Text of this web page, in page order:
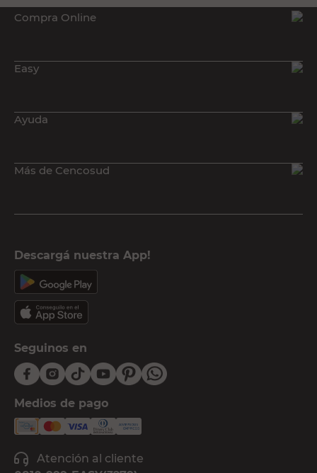
Compra Online
Easy
Ayuda
Más de Cencosud
Descargá nuestra App!
Seguinos en
Medios de pago
Atención al cliente